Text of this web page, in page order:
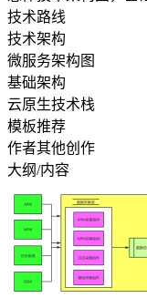
技术路线
技术架构
微服务架构图
基础架构
云原生技术栈
模板推荐
作者其他创作
大纲/内容